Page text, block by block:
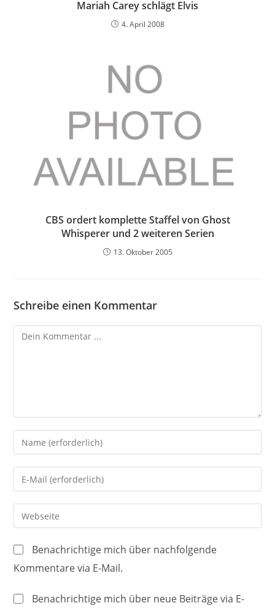
Mariah Carey schlägt Elvis
4. April 2008
CBS ordert komplette Staffel von Ghost
Whisperer und 2 weiteren Serien
13. Oktober 2005
Schreibe einen Kommentar
Kommentieren
Gib
deinen
Namen
oder
Benutzernamen
zum
ein
Gib
deine
E-
Mail-
zum
Kommentieren
Gib
deine
Website-
URL
ein
Benachrichtige mich über nachfolgende
Kommentare via E-Mail.
Benachrichtige mich über neue Beiträge via E-